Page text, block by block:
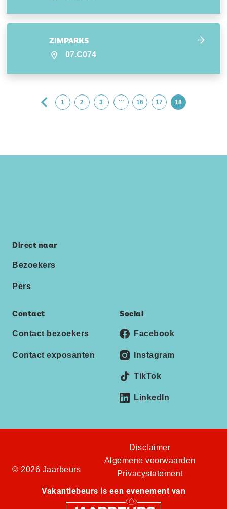
ZIMPARKS
07.C074
1 2 3 … 16 17 18
Direct naar
Bezoekers
Pers
Contact
Contact bezoekers
Contact exposanten
Social
Facebook
Instagram
TikTok
LinkedIn
© 2026 Jaarbeurs
Disclaimer
Algemene voorwaarden
Privacystatement
Vakantiebeurs is een evenement van